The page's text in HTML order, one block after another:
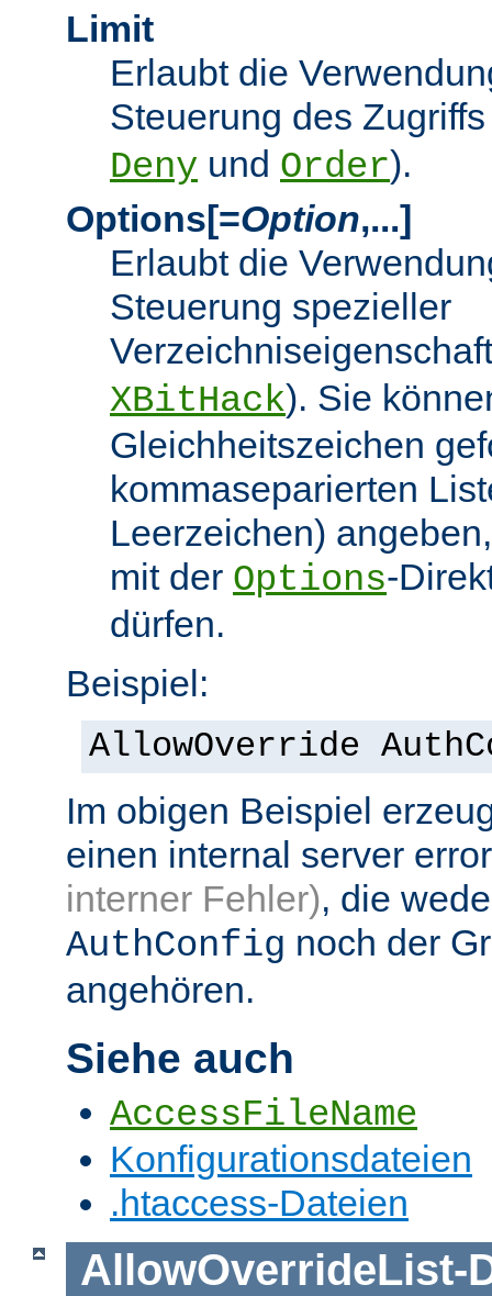
Limit
Erlaubt die
Steuerung des
Deny und Order).
Options[=Option,...]
Erlaubt die
Steuerung spezieller
XBitHack). Sie
Gleichheitszeichen
kommaseparierten
Leerzeichen)
mit der Options-
dürfen.
Beispiel:
AllowOverride
Im obigen Beispiel
einen internal server
interner Fehler), die
AuthConfig noch der
angehören.
Siehe auch
AccessFileName
Konfigurationsdateien
.htaccess-Dateien
AllowOverrideList-